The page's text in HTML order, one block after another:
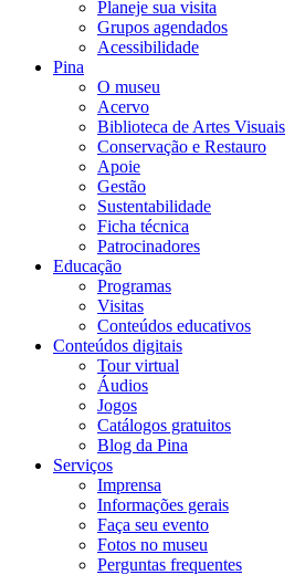
Planeje sua visita
Grupos agendados
Acessibilidade
Pina
O museu
Acervo
Biblioteca de Artes Visuais
Conservação e Restauro
Apoie
Gestão
Sustentabilidade
Ficha técnica
Patrocinadores
Educação
Programas
Visitas
Conteúdos educativos​
Conteúdos digitais
Tour virtual
Áudios
Jogos
Catálogos gratuitos
Blog da Pina
Serviços
Imprensa
Informações gerais
Faça seu evento
Fotos no museu
Perguntas frequentes